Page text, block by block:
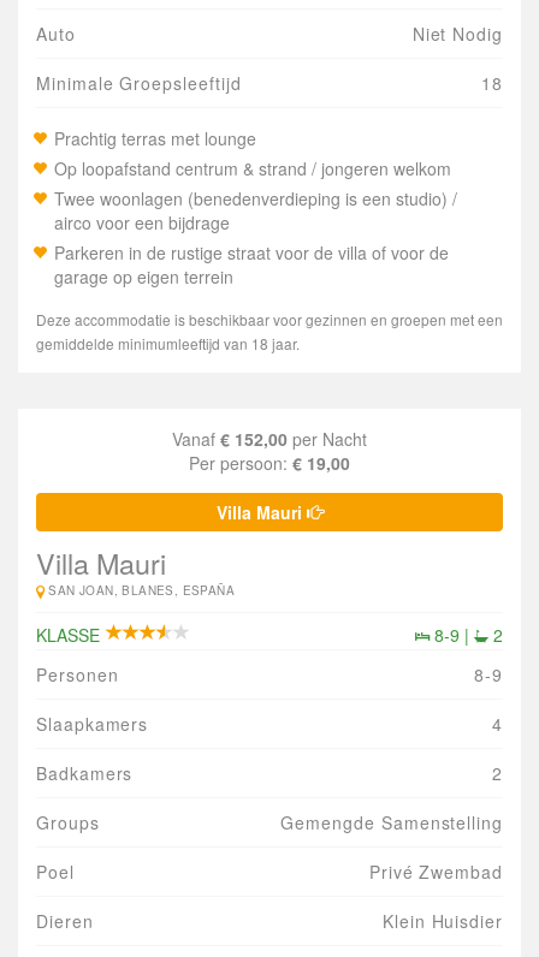
Auto Niet Nodig
Minimale Groepsleeftijd 18
Prachtig terras met lounge
Op loopafstand centrum & strand / jongeren welkom
Twee woonlagen (benedenverdieping is een studio) /
airco voor een bijdrage
Parkeren in de rustige straat voor de villa of voor de
garage op eigen terrein
Deze accommodatie is beschikbaar voor gezinnen en groepen met een
gemiddelde minimumleeftijd van 18 jaar.
Vanaf € 152,00 per Nacht
Per persoon: € 19,00
Villa Mauri
Villa Mauri
SAN JOAN, BLANES, ESPAÑA
KLASSE 8-9 |
2
Personen
8-9
Slaapkamers 4
Badkamers 2
Groups Gemengde Samenstelling
Poel Privé Zwembad
Dieren Klein Huisdier